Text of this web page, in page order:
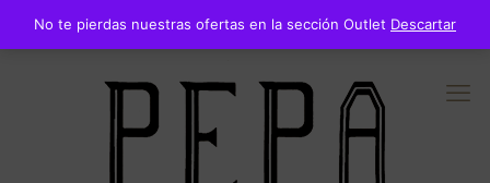
No te pierdas nuestras ofertas en la sección Outlet Descartar